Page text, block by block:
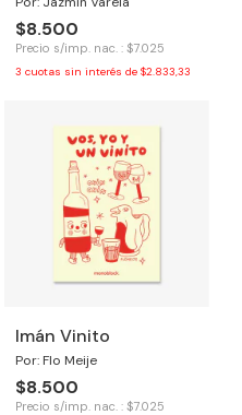
$8.500
Precio s/imp. nac. : $7.025
3 cuotas sin interés de $2.833,33
Imán Vinito
Por: Flo Meije
$8.500
Precio s/imp. nac. : $7.025